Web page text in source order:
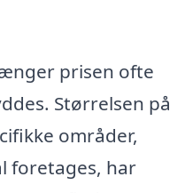
prisen ofte
Størrelsen på
områder,
foretages, har